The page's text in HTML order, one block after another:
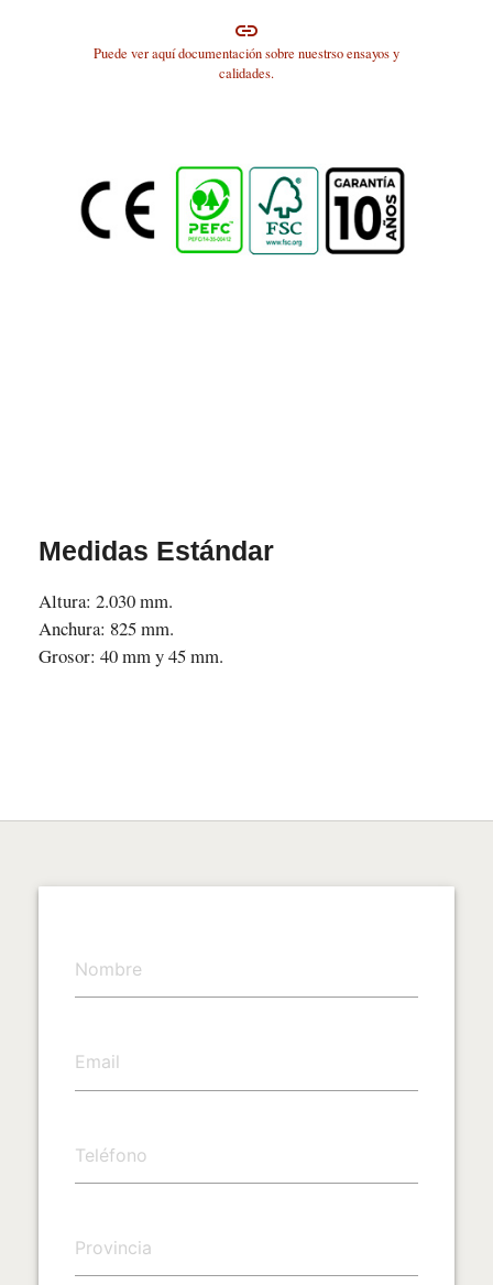
link
Puede ver aquí documentación sobre nuestrso ensayos y
calidades.
Medidas Estándar
Altura: 2.030 mm.
Anchura: 825 mm.
Grosor: 40 mm y 45 mm.